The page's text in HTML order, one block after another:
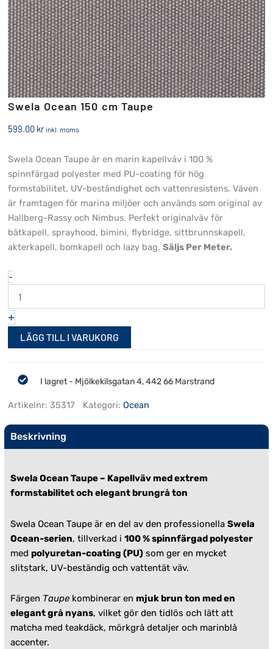
Swela Ocean 150 cm Taupe
599.00 kr inkl. moms
Swela Ocean Taupe är en marin kapellväv i 100 %
spinnfärgad polyester med PU-coating för hög
formstabilitet, UV-beständighet och vattenresistens. Väven
är framtagen för marina miljöer och används som original av
Hallberg-Rassy och Nimbus. Perfekt originalväv för
båtkapell, sprayhood, bimini, flybridge, sittbrunnskapell,
akterkapell, bomkapell och lazy bag. Säljs Per Meter.
-Swela
Ocean
150
cm
Taupe
mängd
+
LÄGG TILL I VARUKORG
I lagret - Mjölkekilsgatan 4, 442 66 Marstrand
Artikelnr: 35317 Kategori: Ocean
Beskrivning
Swela Ocean Taupe – Kapellväv med extrem
formstabilitet och elegant brungrå ton
Swela Ocean Taupe är en del av den professionella Swela
Ocean-serien, tillverkad i 100 % spinnfärgad polyester
med polyuretan-coating (PU) som ger en mycket
slitstark, UV-beständig och vattentät väv.
Färgen Taupe kombinerar en mjuk brun ton med en
elegant grå nyans, vilket gör den tidlös och lätt att
matcha med teakdäck, mörkgrå detaljer och marinblå
accenter.